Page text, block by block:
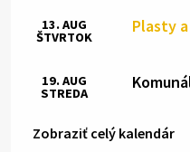
Plasty
13. AUG
ŠTVRTOK
19. AUG
STREDA
Zobraziť celý kalendár